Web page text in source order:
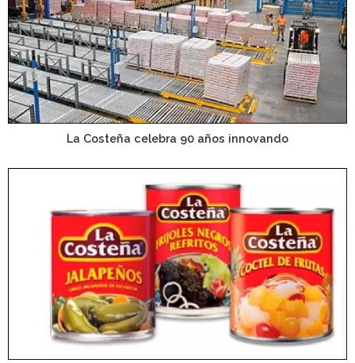
La Costeña celebra 90 años innovando